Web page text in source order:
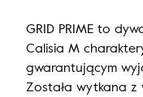
GRID PRIME to
Calisia M
gwarantującym
Została wytkana z